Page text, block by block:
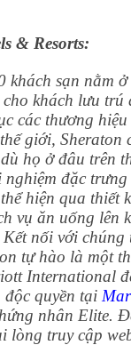
& Resorts:
khách sạn nằm
khách lưu
các thương
giới,
họ ở đâu trên
đặc
hiện qua thiết
vụ ăn uống
Kết nối với
tự hào là một
International
quyền tại
nhân Elite.
lòng truy cập